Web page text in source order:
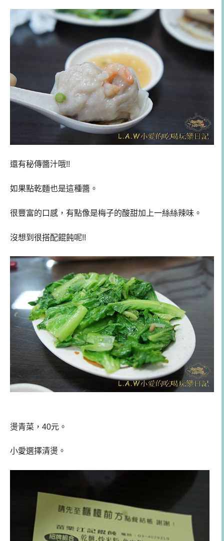
還有秘傳醬汁哦!!
如果點乾麵也是這種醬。
很豐富的口感，有點像是梅子的酸甜加上一絲絲辣味。
沒想到很搭配餛飩呢!!
燙青菜，40元。
小愛選擇清燙。